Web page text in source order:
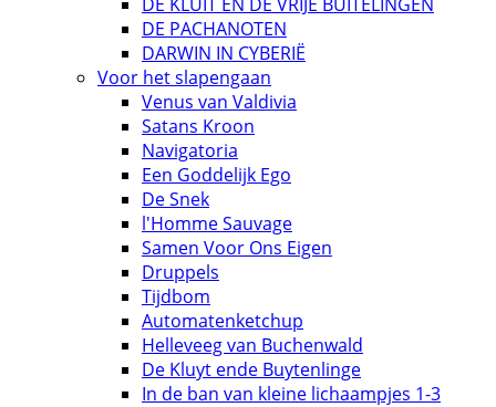
DE PACHANOTEN
DARWIN IN CYBERIË
Voor het slapengaan
Venus van Valdivia
Satans Kroon
Navigatoria
Een Goddelijk Ego
De Snek
l'Homme Sauvage
Samen Voor Ons Eigen
Druppels
Tijdbom
Automatenketchup
Helleveeg van Buchenwald
De Kluyt ende Buytenlinge
In de ban van kleine lichaampjes 1-3